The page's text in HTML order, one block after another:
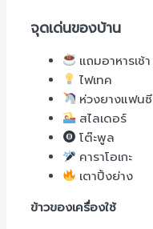
จุดเด่นของบ้าน
แถมอาหารเช้า
ไฟเทค
ห่วงยางแฟนซี
สไลเดอร์
โต๊ะพูล
คาราโอเกะ
เตาปิ้งย่าง
ข้าวของเครื่องใช้